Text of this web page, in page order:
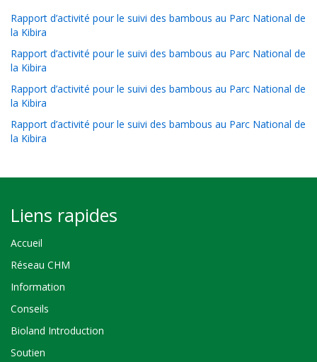
Rapport d’activité pour le suivi des bambous au Parc National de
la Kibira
Rapport d’activité pour le suivi des bambous au Parc National de
la Kibira
Rapport d’activité pour le suivi des bambous au Parc National de
la Kibira
Rapport d’activité pour le suivi des bambous au Parc National de
la Kibira
Liens rapides
Accueil
Réseau CHM
Information
Conseils
Bioland Introduction
Soutien